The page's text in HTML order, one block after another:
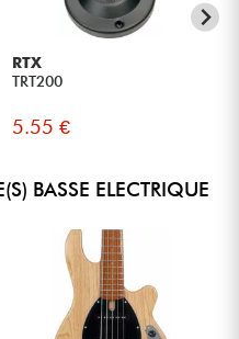
RTX
TRT200
5.55 €
BASSE ELECTRIQUE